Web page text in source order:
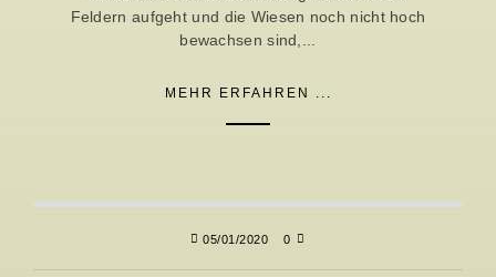
Feldern aufgeht und die Wiesen noch nicht hoch
bewachsen sind,...
MEHR ERFAHREN ...
05/01/2020 0